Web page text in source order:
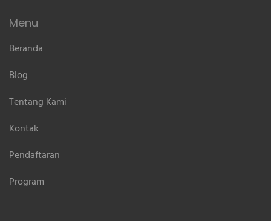
Menu
Beranda
Blog
Tentang Kami
Kontak
Pendaftaran
Program